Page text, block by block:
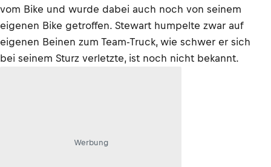
vom Bike und wurde dabei auch noch von seinem
eigenen Bike getroffen. Stewart humpelte zwar auf
eigenen Beinen zum Team-Truck, wie schwer er sich
bei seinem Sturz verletzte, ist noch nicht bekannt.
Werbung